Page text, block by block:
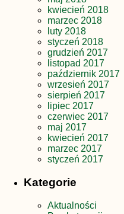
kwiecień 2018
marzec 2018
luty 2018
styczeń 2018
grudzień 2017
listopad 2017
październik 2017
wrzesień 2017
sierpień 2017
lipiec 2017
czerwiec 2017
maj 2017
kwiecień 2017
marzec 2017
styczeń 2017
Kategorie
Aktualności